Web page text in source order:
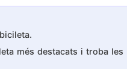
més destacats i troba